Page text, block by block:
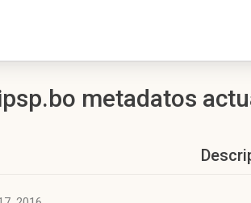
metadatos